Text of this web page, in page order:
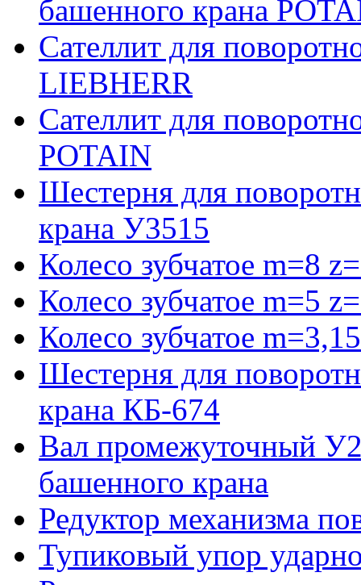
башенного крана
Сателлит для
LIEBHERR
Сателлит для
POTAIN
Шестерня для
крана У3515
Колесо зубчатое m=8
Колесо зубчатое m=5
Колесо зубчатое
Шестерня для
крана КБ-674
Вал промежуточный
башенного крана
Редуктор механизма
Тупиковый упор